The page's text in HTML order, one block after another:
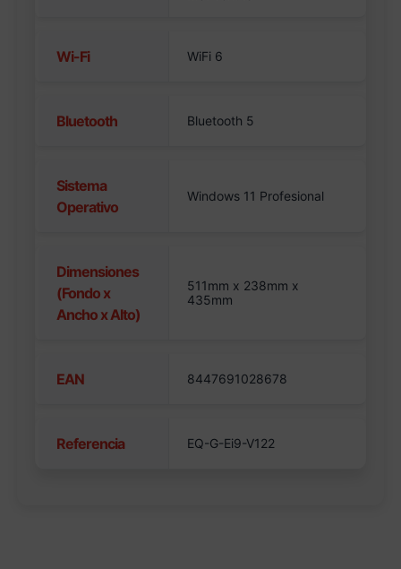
Wi-Fi WiFi 6
Bluetooth Bluetooth 5
Sistema
Operativo
Windows 11 Profesional
Dimensiones
(Fondo x
Ancho x Alto)
511mm x 238mm x
435mm
EAN 8447691028678
Referencia EQ-G-Ei9-V122